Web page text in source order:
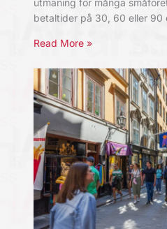
utmaning för många
betaltider på 30, 60 eller 90
Read More »